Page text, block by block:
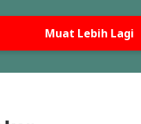
Muat Lebih Lagi